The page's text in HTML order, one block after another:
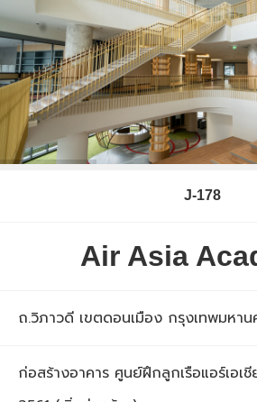
J-178
Air Asia
ถ.วิภาวดี เขตดอนเมือง กรุงเทพมหาน
ก่อสร้างอาคาร ศูนย์ฝึกลูกเรือแอร์เอเชี